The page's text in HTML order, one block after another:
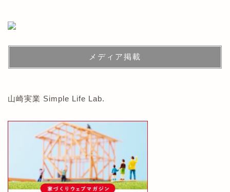
メディア掲載
山崎実業 Simple Life Lab.